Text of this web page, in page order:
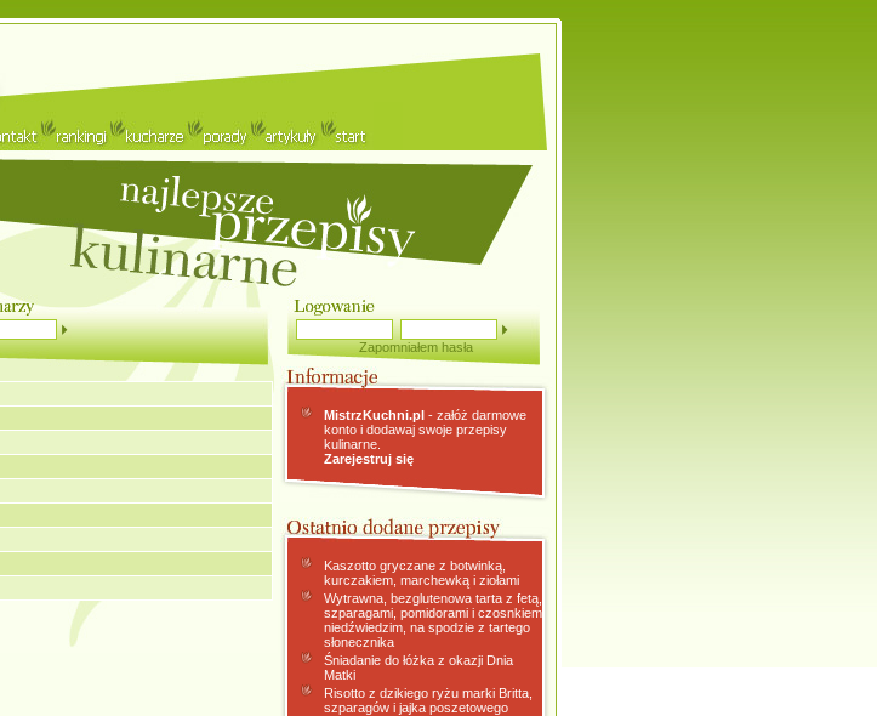
Zapomniałem hasła
MistrzKuchni.pl- załóż darmowe
konto i dodawaj swoje przepisy
kulinarne.
Zarejestruj się
Kaszotto gryczane z botwinką,
kurczakiem, marchewką i ziołami
Wytrawna, bezglutenowa tarta z fetą,
szparagami, pomidorami i czosnkiem
niedźwiedzim, na spodzie z tartego
słonecznika
Śniadanie do łóżka z okazji Dnia
Matki
Risotto z dzikiego ryżu marki Britta,
szparagów i jajka poszetowego